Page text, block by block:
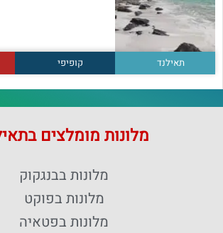
תאילנד קופיפי
מלונות מומלצים
מלונות בבנגקוק
מלונות בפוקט
מלונות בפטאיה